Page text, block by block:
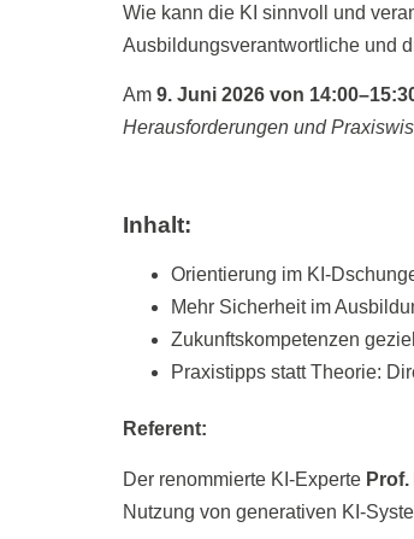
Wie kann die KI sinnvoll und
Ausbildungsverantwortliche und
Am 9. Juni 2026 von
Herausforderungen und
Inhalt:
Orientierung im KI-
Mehr Sicherheit im
Zukunftskompetenzen
Praxistipps statt Theorie:
Referent:
Der renommierte KI‑Experte
Nutzung von generativen KI-